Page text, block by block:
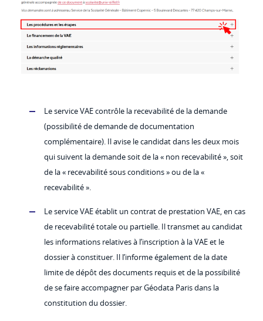
Le service VAE contrôle la recevabilité de la demande
(possibilité de demande de documentation
complémentaire). Il avise le candidat dans les deux mois
qui suivent la demande soit de la « non recevabilité », soit
de la « recevabilité sous conditions » ou de la «
recevabilité ».
Le service VAE établit un contrat de prestation VAE, en cas
de recevabilité totale ou partielle. Il transmet au candidat
les informations relatives à l’inscription à la VAE et le
dossier à constituer. Il l’informe également de la date
limite de dépôt des documents requis et de la possibilité
de se faire accompagner par Géodata Paris dans la
constitution du dossier.